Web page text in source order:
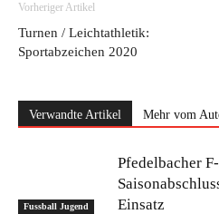
Vorheriger Artikel
Turnen / Leichtathletik:
Sportabzeichen 2020
Verwandte Artikel Mehr vom
Fussball Jugend
Pfedelbacher
Einsatz